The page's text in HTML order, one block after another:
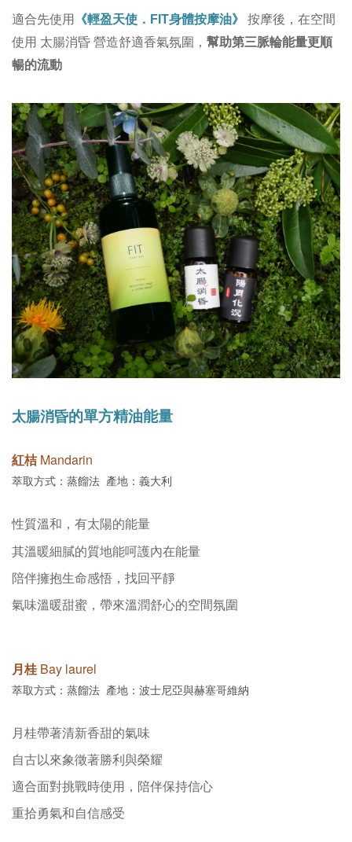
適合先使用 《輕盈天使．FIT身體按摩油》 按摩後 ，在空間
使用 太腸消昏 營造舒適香氣氛圍 ， 幫助第三脈輪能量更順
暢的流動
太腸消昏的單方精油能量
紅桔Mandarin
萃取方式：蒸餾法 產地：義大利
性質溫和，有太陽的能量
其溫暖細膩的質地能呵護內在能量
陪伴擁抱生命感悟，找回平靜
氣味溫暖甜蜜，帶來溫潤舒心的空間氛圍
月桂 Bay laurel
萃取方式：蒸餾法 產地： 波士尼亞與赫塞哥維納
月桂帶著清新香甜的氣味
自古以來象徵著勝利與榮耀
適合面對挑戰時使用，陪伴保持信心
重拾勇氣和自信感受